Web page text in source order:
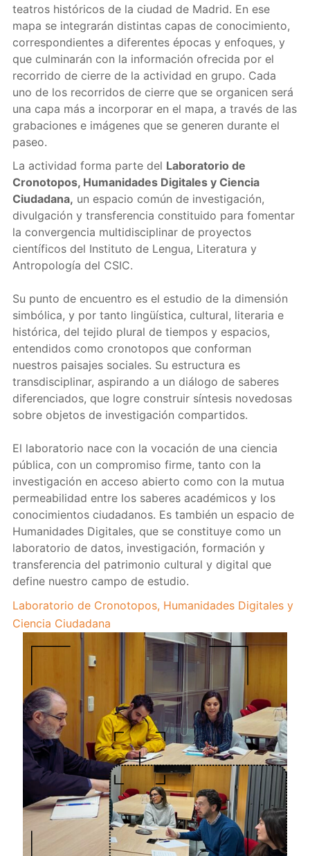
teatros históricos de la ciudad de Madrid. En ese
mapa se integrarán distintas capas de conocimiento,
correspondientes a diferentes épocas y enfoques, y
que culminarán con la información ofrecida por el
recorrido de cierre de la actividad en grupo. Cada
uno de los recorridos de cierre que se organicen será
una capa más a incorporar en el mapa, a través de las
grabaciones e imágenes que se generen durante el
paseo.
La actividad forma parte del Laboratorio de
Cronotopos, Humanidades Digitales y Ciencia
Ciudadana, un espacio común de investigación,
divulgación y transferencia constituido para fomentar
la convergencia multidisciplinar de proyectos
científicos del Instituto de Lengua, Literatura y
Antropología del CSIC.
Su punto de encuentro es el estudio de la dimensión
simbólica, y por tanto lingüística, cultural, literaria e
histórica, del tejido plural de tiempos y espacios,
entendidos como cronotopos que conforman
nuestros paisajes sociales. Su estructura es
transdisciplinar, aspirando a un diálogo de saberes
diferenciados, que logre construir síntesis novedosas
sobre objetos de investigación compartidos.
El laboratorio nace con la vocación de una ciencia
pública, con un compromiso firme, tanto con la
investigación en acceso abierto como con la mutua
permeabilidad entre los saberes académicos y los
conocimientos ciudadanos. Es también un espacio de
Humanidades Digitales, que se constituye como un
laboratorio de datos, investigación, formación y
transferencia del patrimonio cultural y digital que
define nuestro campo de estudio.
Laboratorio de Cronotopos, Humanidades Digitales y
Ciencia Ciudadana